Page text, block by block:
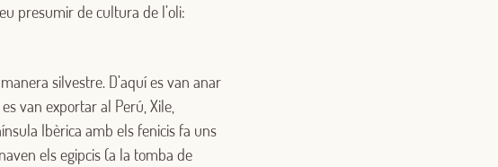
presumir de cultura de l’oli:
silvestre. D’aquí es van anar
van exportar al Perú, Xile,
Ibèrica amb els fenicis fa uns
els egipcis (a la tomba de